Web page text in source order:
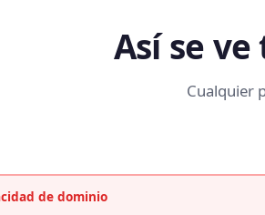
Así se
Cualquier
de dominio